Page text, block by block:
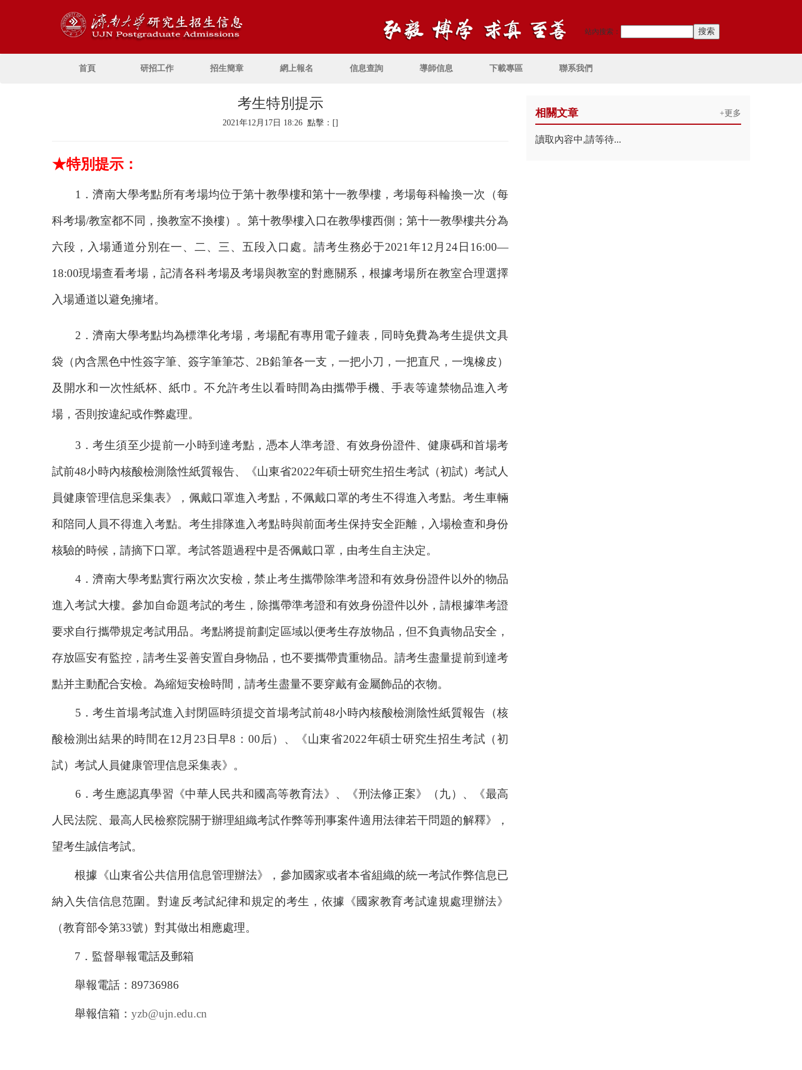
站內搜索：
首頁 研招工作 招生簡章 網上報名 信息查詢 導師信息 下載專區 聯系我們
考生特別提示
2021年12月17日 18:26 點擊：[]
★特別提示：
1 ．濟南大學考點所有考場均位于第十教學樓和第十一教學樓，考場每科輪換一次（每
科考場/教室都不同，換教室不換樓）。第十教學樓入口在教學樓西側；第十一教學樓共分為
六段，入場通道分別在一、二、三、五段入口處。請考生務必于2021 年12 月 24 日 16:00—
18:00現場查看考場，記清各科考場及考場與教室的對應關系，根據考場所在教室合理選擇
入場通道以避免擁堵。
2 ．濟南大學考點均為標準化考場，考場配有專用電子鐘表，同時免費為考生提供文具
袋（內含黑色中性簽字筆、簽字筆筆芯、 2B鉛筆各一支，一把小刀，一把直尺，一塊橡皮）
及開水和一次性紙杯、紙巾。不允許考生以看時間為由攜帶手機、手表等違禁物品進入考
場，否則按違紀或作弊處理。
3 ．考生須至少提前一小時到達考點，憑本人準考證、有效身份證件、健康碼和首場考
試前48小時內核酸檢測陰性紙質報告、《山東省2022年碩士研究生招生考試（初試）考試人
員健康管理信息采集表》，佩戴口罩進入考點，不佩戴口罩的考生不得進入考點。考生車輛
和陪同人員不得進入考點。考生排隊進入考點時與前面考生保持安全距離，入場檢查和身份
核驗的時候，請摘下口罩。考試答題過程中是否佩戴口罩，由考生自主決定。
4．濟南大學考點實行兩次次安檢，禁止考生攜帶除準考證和有效身份證件以外的物品
進入考試大樓。參加自命題考試的考生，除攜帶準考證和有效身份證件以外，請根據準考證
要求自行攜帶規定考試用品。考點將提前劃定區域以便考生存放物品，但不負責物品安全，
存放區安有監控，請考生妥善安置自身物品，也不要攜帶貴重物品。請考生盡量提前到達考
點并主動配合安檢。為縮短安檢時間，請考生盡量不要穿戴有金屬飾品的衣物。
5 ．考生首場考試進入封閉區時須提交首場考試前48小時內核酸檢測陰性紙質報告（核
酸檢測出結果的時間在12 月 23 日早8 ： 00后）、《山東省2022年碩士研究生招生考試（初
試）考試人員健康管理信息采集表》。
6 ．考生應認真學習《中華人民共和國高等教育法》、《刑法修正案》（九）、《最高
人民法院、最高人民檢察院關于辦理組織考試作弊等刑事案件適用法律若干問題的解釋》，
望考生誠信考試。
根據《山東省公共信用信息管理辦法》，參加國家或者本省組織的統一考試作弊信息已
納入失信信息范圍。對違反考試紀律和規定的考生，依據《國家教育考試違規處理辦法》
（教育部令第33號）對其做出相應處理。
7 ．監督舉報電話及郵箱
舉報電話： 89736986
舉報信箱： yzb@ujn.edu.cn
+更多
相關文章
讀取內容中,請等待...